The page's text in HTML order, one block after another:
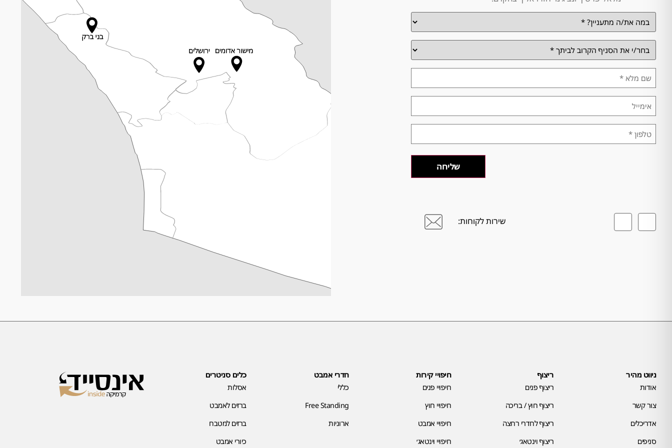
במה
אתה
מתעניין/ת?
*
בחר/י
את
הסניף
הקרוב
לביתך
*
שם
מלא
*
אימייל
טלפון
*
שירות לקוחות:
ניווט מהיר
אודות
צור קשר
אדריכלים
סניפים
ריצוף
ריצוף פנים
ריצוף חוץ / בריכה
ריצוף לחדרי רחצה
ריצוף וינטאג׳
חיפויי קירות
חיפויי פנים
חיפויי חוץ
חיפויי אמבט
חיפויי וינטאג׳
חדרי אמבט
כללי
Free Standing
ארוניות
כלים סניטרים
אסלות
ברזים לאמבט
ברזים למטבח
כיורי אמבט